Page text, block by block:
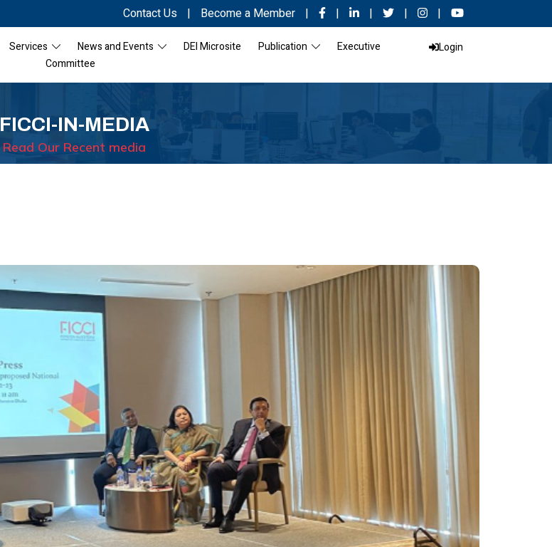
Contact Us | Become a Member | | | | |
Services News and Events DEI Microsite Publication
Executive
Committee
Login
FICCI-IN-MEDIA
Read Our Recent media